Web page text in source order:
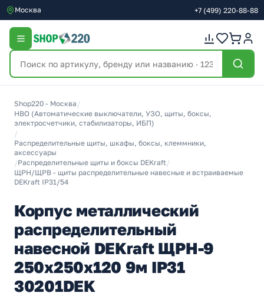
Москва +7 (499) 220-88-88
Shop220 - Москва /
НВО (Автоматические выключатели, УЗО, щиты, боксы,
электросчетчики, стабилизаторы, ИБП)
/
Распределительные щиты, шкафы, боксы, клеммники,
аксессуары
/Распределительные щиты и боксы DEKraft/
ЩРН/ЩРВ - щиты распределительные навесные и встраиваемые
DEKraft IP31/54
Корпус металлический
распределительный
навесной DEKraft ЩРН-9
250х250х120 9м IP31
30201DEK